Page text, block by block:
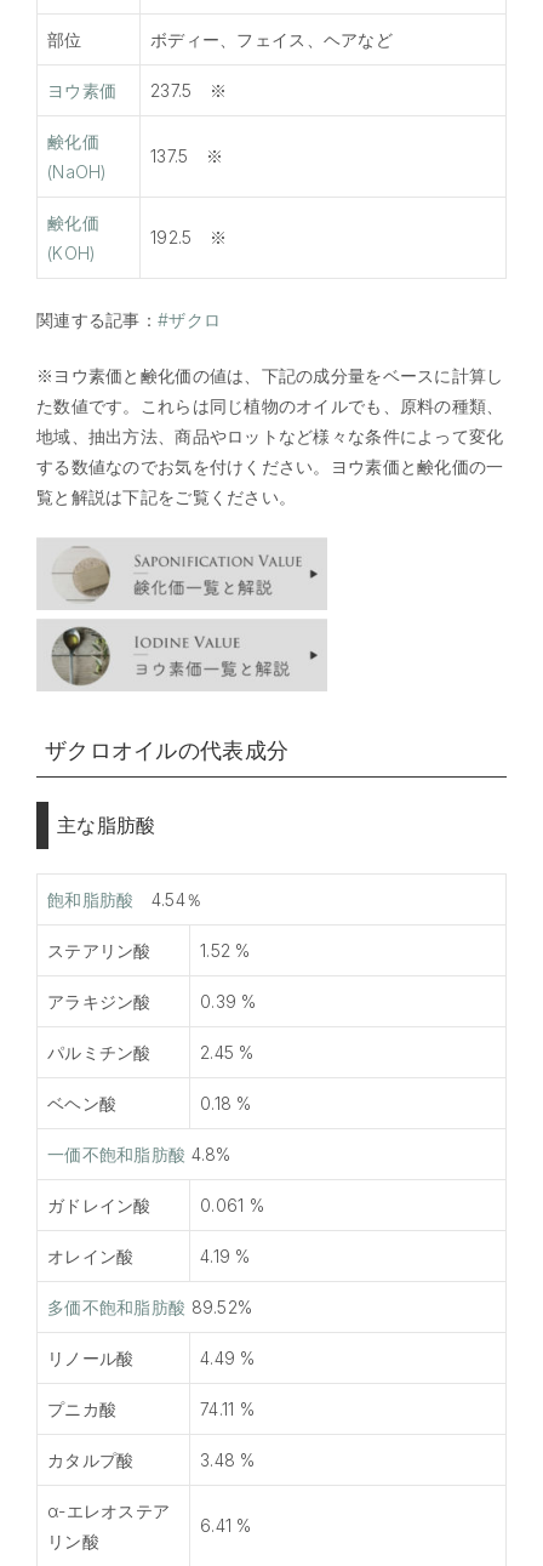
部位 ボディー、フェイス、ヘアなど
ヨウ素価 237.5 ※
鹸化価
(NaOH)
137.5 ※
鹸化価
(KOH)
192.5 ※
関連する記事： #ザクロ
※ヨウ素価と鹸化価の値は、下記の成分量をベースに計算し
た数値です。これらは同じ植物のオイルでも、原料の種類、
地域、抽出方法、商品やロットなど様々な条件によって変化
する数値なのでお気を付けください。ヨウ素価と鹸化価の一
覧と解説は下記をご覧ください。
ザクロオイルの代表成分
主な脂肪酸
飽和脂肪酸 4.54％
ステアリン酸 1.52 %
アラキジン酸 0.39 %
パルミチン酸 2.45 %
ベヘン酸 0.18 %
一価不飽和脂肪酸 4.8%
ガドレイン酸 0.061 %
オレイン酸 4.19 %
多価不飽和脂肪酸 89.52%
リノール酸 4.49 %
プニカ酸 74.11 %
カタルプ酸 3.48 %
α-エレオステア
リン酸
6.41 %